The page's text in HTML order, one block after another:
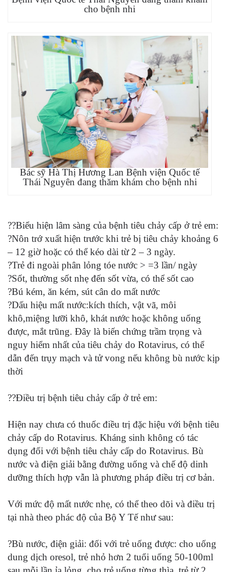
cho bệnh nhi
Bác sỹ Hà Thị Hương Lan Bệnh viện Quốc tế
Thái Nguyên đang thăm khám cho bệnh nhi
??Biểu hiện lâm sàng của bệnh tiêu chảy cấp ở trẻ em:
?Nôn trớ xuất hiện trước khi trẻ bị tiêu chảy khoảng 6
– 12 giờ hoặc có thể kéo dài từ 2 – 3 ngày.
?Trẻ đi ngoài phân lỏng tóe nước > =3 lần/ ngày
?Sốt, thường sốt nhẹ đến sốt vừa, có thể sốt cao
?Bú kém, ăn kém, sút cân do mất nước
?Dấu hiệu mất nước:kích thích, vật vã, môi
khô,miệng lưỡi khô, khát nước hoặc không uống
được, mắt trũng. Đây là biến chứng trầm trọng và
nguy hiểm nhất của tiêu chảy do Rotavirus, có thể
dẫn đến trụy mạch và tử vong nếu không bù nước kịp
thời
??Điều trị bệnh tiêu chảy cấp ở trẻ em:
Hiện nay chưa có thuốc điều trị đặc hiệu với bệnh tiêu
chảy cấp do Rotavirus. Kháng sinh không có tác
dụng đối với bệnh tiêu chảy cấp do Rotavirus. Bù
nước và điện giải bằng đường uống và chế độ dinh
dưỡng thích hợp vẫn là phương pháp điều trị cơ bản.
Với mức độ mất nước nhẹ, có thể theo dõi và điều trị
tại nhà theo phác độ của Bộ Y Tế như sau:
?Bù nước, điện giải: đối với trẻ uống được: cho uống
dung dịch oresol, trẻ nhỏ hơn 2 tuổi uống 50-100ml